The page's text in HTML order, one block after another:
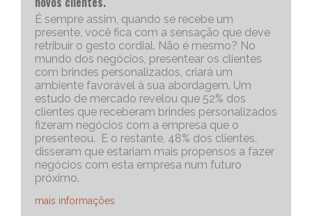
É sempre assim, quando se recebe um
presente, você fica com a sensação que deve
retribuir o gesto cordial. Não é mesmo? No
mundo dos negócios, presentear os clientes
com brindes personalizados, criará um
ambiente favorável à sua abordagem. Um
estudo de mercado revelou que 52% dos
clientes que receberam brindes personalizados
fizeram negócios com a empresa que o
presenteou. E o restante, 48% dos clientes,
disseram que estariam mais propensos a fazer
negócios com esta empresa num futuro
próximo.
mais informações